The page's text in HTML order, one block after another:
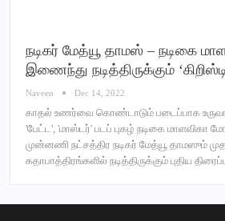
நடிகர் மேத்யூ தாமஸ் – நடிகை
இணைந்து நடித்திருக்கும்
Naveen Dec 14, 2022
காதல் உணர்வை கொண்டாடும் படைப்பாக
'பேட்ட', 'மாஸ்டர்' படப் புகழ் நடிகை மாளவிகா
முன்னணி நட்சத்திர நடிகர் மேத்யூ தாமஸும்
கதாபாத்திரங்களில் நடித்திருக்கும் புதிய